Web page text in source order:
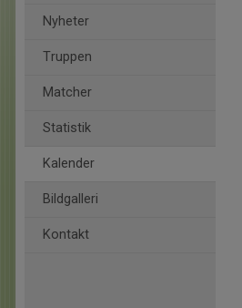
Nyheter
Truppen
Matcher
Statistik
Kalender
Bildgalleri
Kontakt